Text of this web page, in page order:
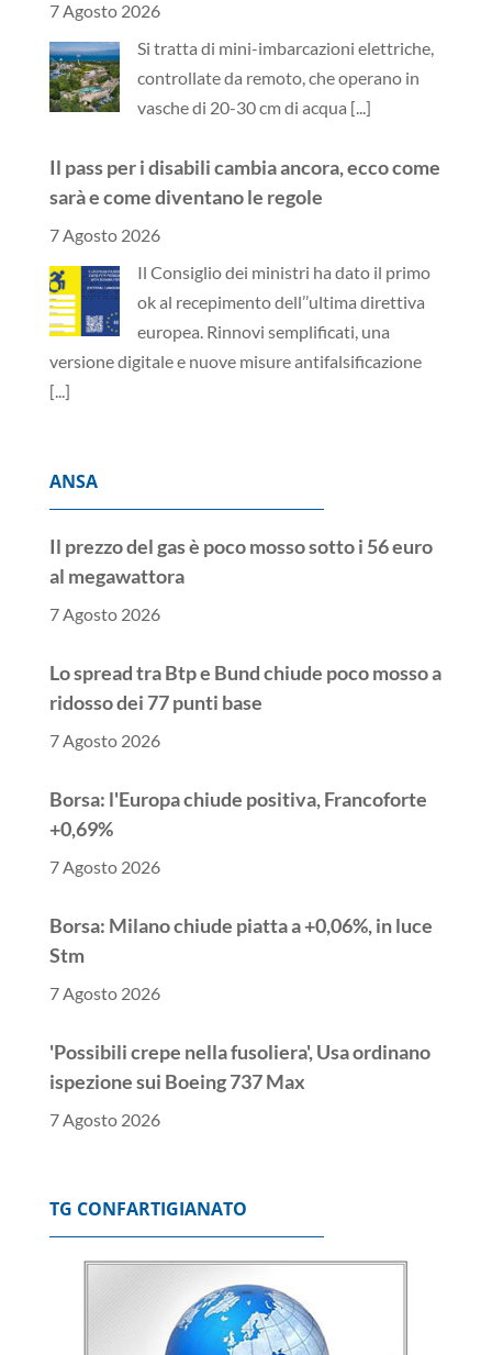
7 Agosto 2026
Si tratta di mini-imbarcazioni elettriche,
controllate da remoto, che operano in
vasche di 20-30 cm di acqua [...]
Il pass per i disabili cambia ancora, ecco come
sarà e come diventano le regole
7 Agosto 2026
Il Consiglio dei ministri ha dato il primo
ok al recepimento dell’’ultima direttiva
europea. Rinnovi semplificati, una
versione digitale e nuove misure antifalsificazione
[...]
ANSA
Il prezzo del gas è poco mosso sotto i 56 euro
al megawattora
7 Agosto 2026
Lo spread tra Btp e Bund chiude poco mosso a
ridosso dei 77 punti base
7 Agosto 2026
Borsa: l'Europa chiude positiva, Francoforte
+0,69%
7 Agosto 2026
Borsa: Milano chiude piatta a +0,06%, in luce
Stm
7 Agosto 2026
'Possibili crepe nella fusoliera', Usa ordinano
ispezione sui Boeing 737 Max
7 Agosto 2026
Assolombarda
Foti, via libera Commissione Ue a revisione
Pnrr presentata da Italia
TG CONFARTIGIANATO